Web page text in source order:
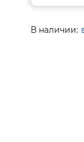
В наличии: